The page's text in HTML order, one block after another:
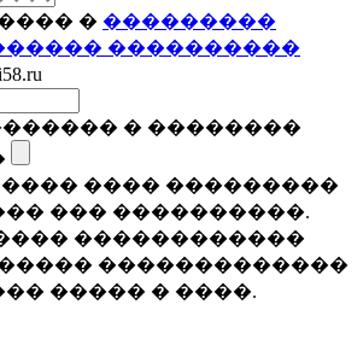
� ���������
����������
� ��������
���� ���������
��� ����������.
������������
�������������
����� � ����.